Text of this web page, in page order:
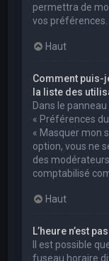
permettra de
vos préférences.
Haut
Comment puis-
la liste des
Dans le
« Préférences
« Masquer mon
option, vous ne
des
comptabilisé
Haut
L’heure n’est
Il est possible
fuseau horaire